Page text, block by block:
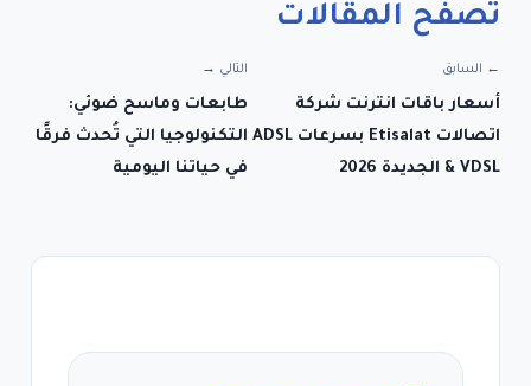
تصفّح المقالات
← السابق
أسعار باقات انترنت شركة
اتصالات Etisalat بسرعات ADSL
& VDSL الجديدة 2026
التالي →
طابعات وماسح ضوئي:
التكنولوجيا التي تُحدث فرقًا
في حياتنا اليومية